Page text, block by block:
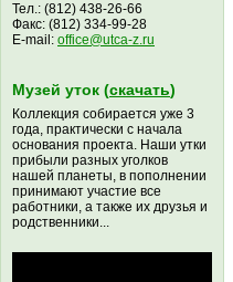
Тел.: (812) 438-26-66
Факс: (812) 334-99-28
E-mail: office@utca-z.ru
Музей уток (скачать)
Коллекция собирается уже 3
года, практически с начала
основания проекта. Наши утки
прибыли разных уголков
нашей планеты, в пополнении
принимают участие все
работники, а также их друзья и
родственники...